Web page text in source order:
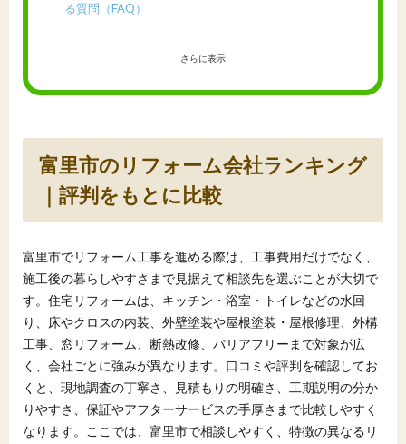
る質問（FAQ）
さらに表示
富里市のリフォーム会社ランキング
｜評判をもとに比較
富里市でリフォーム工事を進める際は、工事費用だけでなく、
施工後の暮らしやすさまで見据えて相談先を選ぶことが大切で
す。住宅リフォームは、キッチン・浴室・トイレなどの水回
り、床やクロスの内装、外壁塗装や屋根塗装・屋根修理、外構
工事、窓リフォーム、断熱改修、バリアフリーまで対象が広
く、会社ごとに強みが異なります。口コミや評判を確認してお
くと、現地調査の丁寧さ、見積もりの明確さ、工期説明の分か
りやすさ、保証やアフターサービスの手厚さまで比較しやすく
なります。ここでは、富里市で相談しやすく、特徴の異なるリ